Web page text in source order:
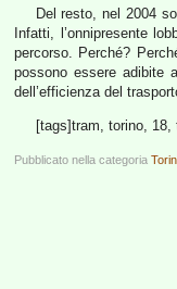
Del resto, nel 2004
Infatti, l’onnipresente
percorso. Perché?
possono essere adibite
dell’efficienza del
[tags]tram, torino,
Pubblicato nella categoria